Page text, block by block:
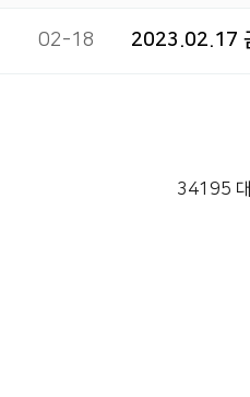
02-18 2023.02.17
34195